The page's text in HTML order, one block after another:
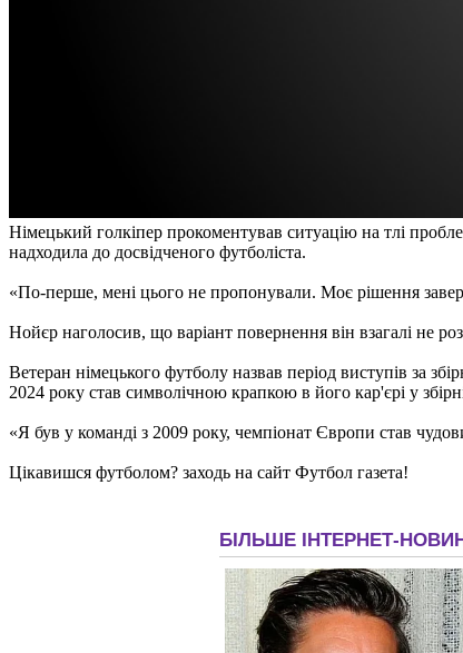
Німецький голкіпер прокоментував ситуацію на тлі
надходила до досвідченого футболіста.
«По-перше, мені цього не пропонували. Моє рішення
Нойєр наголосив, що варіант повернення він взагалі не
Ветеран німецького футболу назвав період виступів за
2024 року став символічною крапкою в його кар'єрі у
«Я був у команді з 2009 року, чемпіонат Європи став
Цікавишся футболом? заходь на сайт Футбол газета!